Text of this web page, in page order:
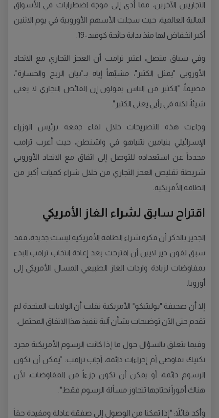
التجاريين الآخرين، مما أدى إلى موجة اضطرابات في الأسواق
المالية العالمية، حيث سجلت الأسهم الأوروبية في يوم الاثنين
أكبر انخفاض لها منذ بداية جائحة كوفيد-19.
وفي سياق متصل، اعتبر ترامب أن العجز التجاري مع الاتحاد
الأوروبي "يمثل الكثير"، مشبّهاً إياه بـ"بيان الربح والخسارة"،
مضيفاً: "الكثير من الناس يقولون إن الفائض التجاري لا يعني
شيئاً، لكنه في رأيي يعني الكثير".
وجاءت هذه التصريحات خلال لقاء جمعه برئيس الوزراء
الإسرائيلي بنيامين نتنياهو في واشنطن، حيث أعرب ترامب
مجدداً عن استعداده للتوصل إلى اتفاق مع الاتحاد الأوروبي
شريطة تقليص العجز التجاري من خلال شراء كميات أكبر من
الطاقة الأمريكية.
اقتراح سابق لشراء الغاز الأمريكي
الجدير بالذكر أن فكرة شراء الطاقة الأمريكية ليست جديدة، فقد
سبق لفون دير لايين أن اقترحت بعد إعادة انتخاب ترامب البدء
بمفاوضات لزيادة واردات الغاز الطبيعي المسال الأمريكي إلى
أوروبا.
إلا أن صحيفة "بوليتيكو" الأمريكية نقلت أن الولايات المتحدة لم
تقدم حتى الآن توضيحات بشأن آلية تنفيذ هذا الاتفاق المحتمل.
وفيما يتعلق بالسؤال حول ما إذا كانت الرسوم الأمريكية مجرد
تكتيك تفاوضي أم إجراءات دائمة، أجاب ترامب: "يمكن أن تكون
الرسوم دائمة، أو يمكن أن تكون جزءاً من المفاوضات، لأن
هناك أموراً نحتاجها تتجاوز مسألة الرسوم فقط".
وأكد قائلاً: "إذا تمكنا من الوصول إلى صفقة عادلة ومفيدة حقاً